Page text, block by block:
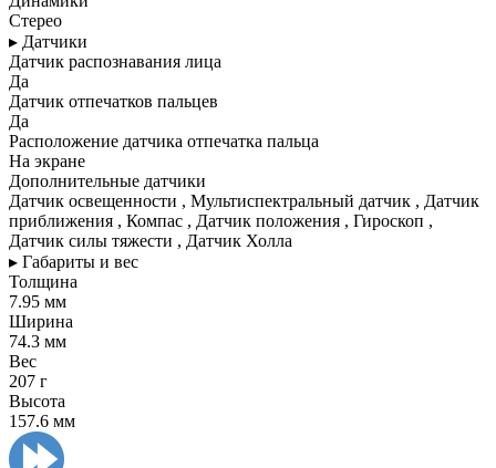
Стерео
▸ Датчики
Датчик распознавания лица
Да
Датчик отпечатков пальцев
Да
Расположение датчика отпечатка пальца
На экране
Дополнительные датчики
Датчик освещенности , Мультиспектральный датчик , Датчик
приближения , Компас , Датчик положения , Гироскоп ,
Датчик силы тяжести , Датчик Холла
▸ Габариты и вес
Толщина
7.95 мм
Ширина
74.3 мм
Вес
207 г
Высота
157.6 мм